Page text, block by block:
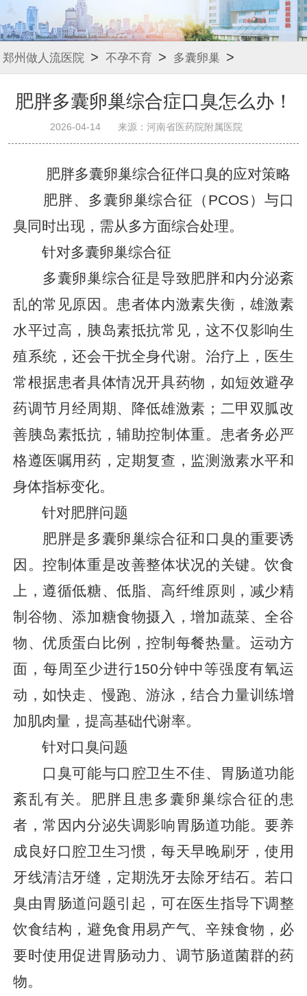
郑州做人流医院 > 不孕不育 > 多囊卵巢 >
肥胖多囊卵巢综合症口臭怎么办！
2026-04-14 来源：河南省医药院附属医院
肥胖多囊卵巢综合征伴口臭的应对策略
肥胖、多囊卵巢综合征（PCOS）与口
臭同时出现，需从多方面综合处理。
针对多囊卵巢综合征
多囊卵巢综合征是导致肥胖和内分泌紊
乱的常见原因。患者体内激素失衡，雄激素
水平过高，胰岛素抵抗常见，这不仅影响生
殖系统，还会干扰全身代谢。治疗上，医生
常根据患者具体情况开具药物，如短效避孕
药调节月经周期、降低雄激素；二甲双胍改
善胰岛素抵抗，辅助控制体重。患者务必严
格遵医嘱用药，定期复查，监测激素水平和
身体指标变化。
针对肥胖问题
肥胖是多囊卵巢综合征和口臭的重要诱
因。控制体重是改善整体状况的关键。饮食
上，遵循低糖、低脂、高纤维原则，减少精
制谷物、添加糖食物摄入，增加蔬菜、全谷
物、优质蛋白比例，控制每餐热量。运动方
面，每周至少进行150分钟中等强度有氧运
动，如快走、慢跑、游泳，结合力量训练增
加肌肉量，提高基础代谢率。
针对口臭问题
口臭可能与口腔卫生不佳、胃肠道功能
紊乱有关。肥胖且患多囊卵巢综合征的患
者，常因内分泌失调影响胃肠道功能。要养
成良好口腔卫生习惯，每天早晚刷牙，使用
牙线清洁牙缝，定期洗牙去除牙结石。若口
臭由胃肠道问题引起，可在医生指导下调整
饮食结构，避免食用易产气、辛辣食物，必
要时使用促进胃肠动力、调节肠道菌群的药
物。